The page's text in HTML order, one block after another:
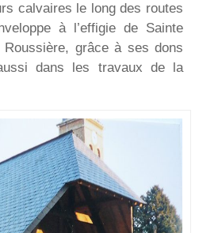
calvaires le long des routes
à l’effigie de Sainte
grâce à ses dons
dans les travaux de la